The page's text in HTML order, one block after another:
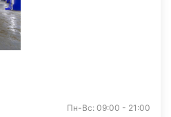
Пн-Вс: 09:00 - 21:00